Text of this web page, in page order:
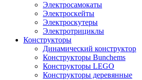
Электросамокаты
Электроскейты
Электроскутеры
Электротрициклы
Конструкторы
Динамический конструктор
Конструкторы Bunchems
Конструкторы LEGO
Конструкторы деревянные